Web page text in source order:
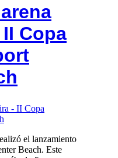
Copa
el lanzamiento
Beach. Este